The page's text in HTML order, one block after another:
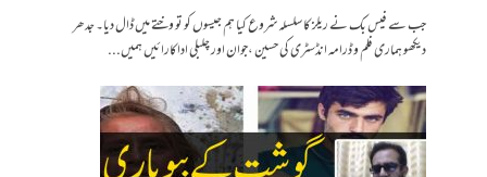
جب سے فیس بک نے ریلز کا سلسلہ شروع کیا ہم جیسوں کو تو وختے میں ڈال دیا۔ جدھر
دیکھو ہماری فلم و ڈرامہ انڈسٹری کی حسین ،جوان اور چلبلی اداکارائیں ہمیں...